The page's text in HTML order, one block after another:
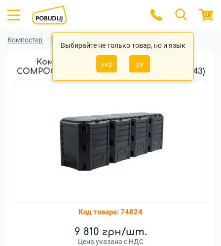
Выбирайте не только товар, но и язык
укр ру
0
Компостер
Компостер Prosperplast MODULE
COMPOGREEN 1600л, черный (5905197595443)
Код товара:74824
9 810 грн/шт.
Цена указана с НДС